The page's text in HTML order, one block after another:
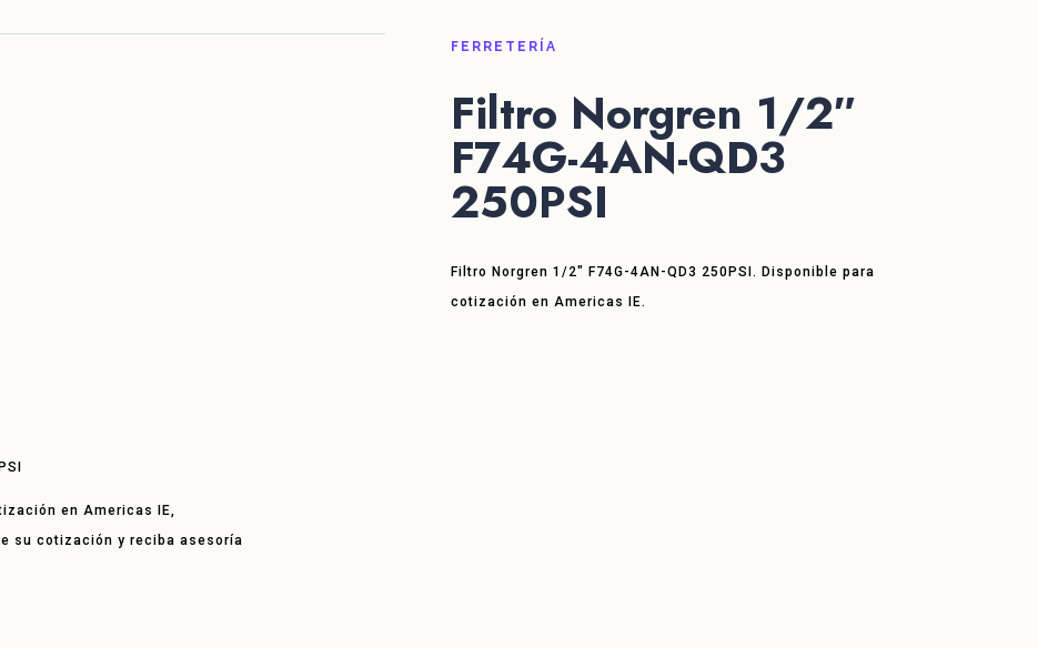
FERRETERÍA
Filtro Norgren 1/2″
F74G-4AN-QD3
250PSI
Filtro Norgren 1/2″ F74G-4AN-QD3 250PSI. Disponible para
cotización en Americas IE.
en Americas IE,
su cotización y reciba asesoría